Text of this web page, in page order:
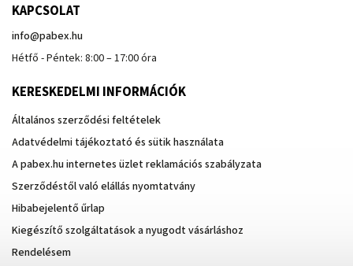
KAPCSOLAT
info@pabex.hu
Hétfő - Péntek: 8:00 – 17:00 óra
KERESKEDELMI INFORMÁCIÓK
Általános szerződési feltételek
Adatvédelmi tájékoztató és sütik használata
A pabex.hu internetes üzlet reklamációs szabályzata
Szerződéstől való elállás nyomtatvány
Hibabejelentő űrlap
Kiegészítő szolgáltatások a nyugodt vásárláshoz
Rendelésem